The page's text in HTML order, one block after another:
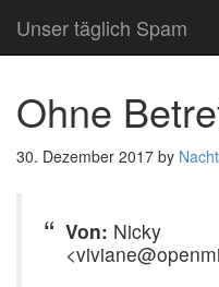
Unser täglich Spam
Ohne
30. Dezember 2017 by
Von: Nicky